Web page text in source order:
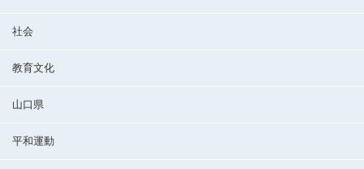
社会
教育文化
山口県
平和運動